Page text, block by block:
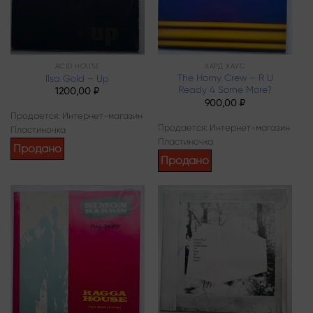
ACID HOUSE
Ilsa Gold – Up
1200,00₽
Продается: Интернет-магазин
Пластиночка
Продано
ХАРД ХАУС
The Horny Crew – R U
Ready 4 Some More?
900,00₽
Продается: Интернет-магазин
Пластиночка
Продано
Add to
wishlist